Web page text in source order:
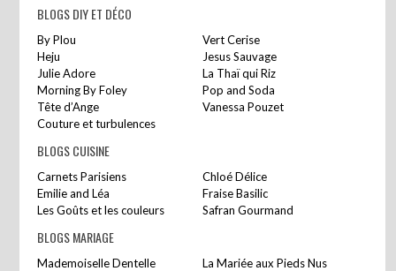
BLOGS DIY ET DÉCO
By Plou
Vert Cerise
Heju
Jesus Sauvage
Julie Adore
La Thaï qui Riz
Morning By Foley
Pop and Soda
Tête d’Ange
Vanessa Pouzet
Couture et turbulences
BLOGS CUISINE
Carnets Parisiens
Chloé Délice
Emilie and Léa
Fraise Basilic
Les Goûts et les couleurs
Safran Gourmand
BLOGS MARIAGE
Mademoiselle Dentelle La Mariée aux Pieds Nus